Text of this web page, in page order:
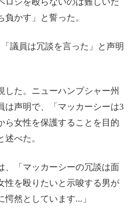
かす」と誓った。
議員は冗談を言った」と声明
した。ニューハンプシャー州
は声明で、「マッカーシーは3
ら女性を保護することを目的
べた。
、「マッカーシーの冗談は面
性を殴りたいと示唆する男が
然としています...」